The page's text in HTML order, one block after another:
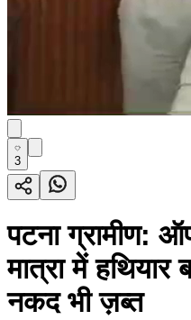
3
पटना ग्रामीण:
मात्रा में
नकद भी ज़ब्त